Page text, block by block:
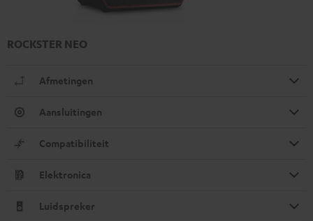
ROCKSTER NEO
Afmetingen
Aansluitingen
Compatibiliteit
Elektronica
Luidspreker